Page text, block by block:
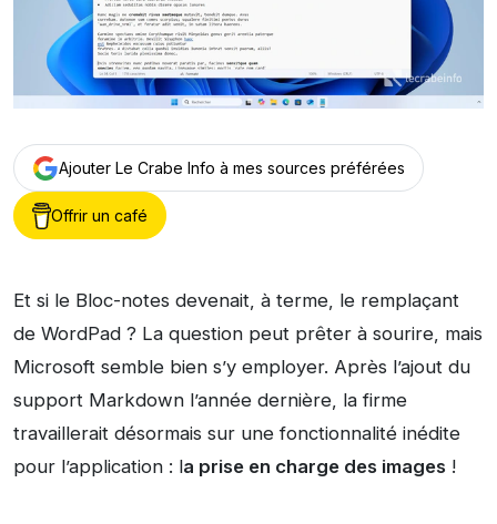
Ajouter Le Crabe Info à mes sources préférées
Offrir un café
Et si le Bloc-notes devenait, à terme, le remplaçant
de WordPad ? La question peut prêter à sourire, mais
Microsoft semble bien s’y employer. Après l’ajout du
support Markdown l’année dernière, la firme
travaillerait désormais sur une fonctionnalité inédite
pour l’application : la prise en charge des images !